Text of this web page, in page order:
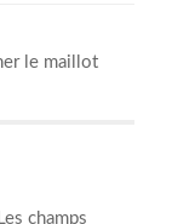
le maillot
Les champs